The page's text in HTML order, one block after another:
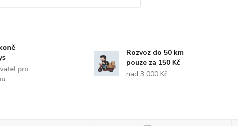
pro
Rozvoz do 50 km
pouze za 150 Kč
nad 3 000 Kč